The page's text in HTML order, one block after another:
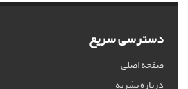
دسترسی سریع
صفحه اصلی
درباره نشریه